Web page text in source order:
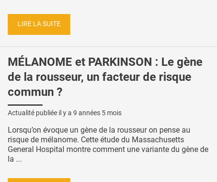
LIRE LA SUITE
MÉLANOME et PARKINSON : Le gène
de la rousseur, un facteur de risque
commun ?
Actualité publiée il y a 9 années 5 mois
Lorsqu’on évoque un gène de la rousseur on pense au
risque de mélanome. Cette étude du Massachusetts
General Hospital montre comment une variante du gène de
la ...